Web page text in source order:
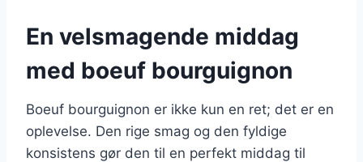
En velsmagende middag
med boeuf bourguignon
Boeuf bourguignon er ikke kun en ret; det er en
oplevelse. Den rige smag og den fyldige
konsistens gør den til en perfekt middag til